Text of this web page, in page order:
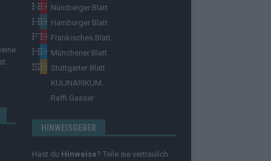
Nürnberger Blatt
Hamburger Blatt
Fränkisches Blatt
Münchener Blatt
Stuttgarter Blatt
KULINARIKUM.
Raffi Gasser
HINWEISGEBER
Hast du Hinweise? Teile sie vertraulich